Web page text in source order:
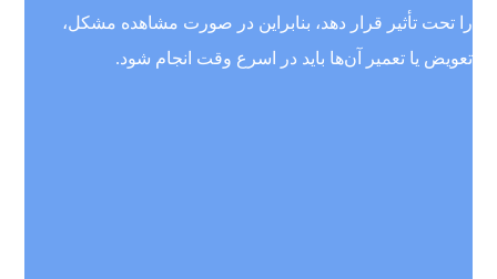
را تحت تأثیر قرار دهد، بنابراین در صورت مشاهده مشکل،
تعویض یا تعمیر آن‌ها باید در اسرع وقت انجام شود.